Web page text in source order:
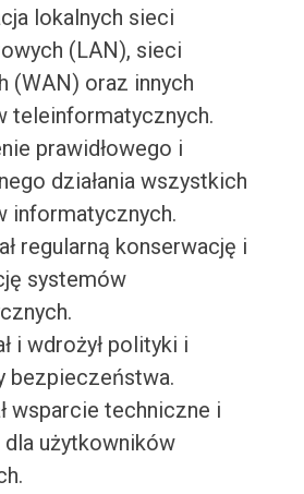
lokalnych sieci
(LAN), sieci
(WAN) oraz innych
teleinformatycznych.
prawidłowego i
działania wszystkich
informatycznych.
regularną konserwację i
systemów
i wdrożył polityki i
bezpieczeństwa.
wsparcie techniczne i
użytkowników